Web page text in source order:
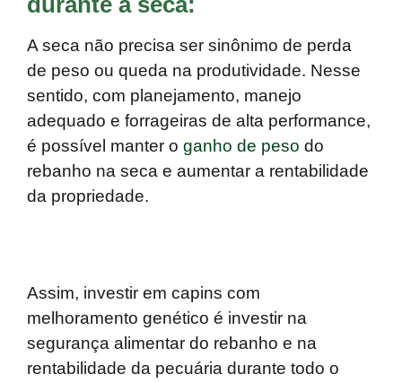
A seca não precisa ser sinônimo de perda
de peso ou queda na produtividade. Nesse
sentido, com planejamento, manejo
adequado e forrageiras de alta performance,
é possível manter o ganho de peso do
rebanho na seca e aumentar a rentabilidade
da propriedade.
Assim, investir em capins com
melhoramento genético é investir na
segurança alimentar do rebanho e na
rentabilidade da pecuária durante todo o